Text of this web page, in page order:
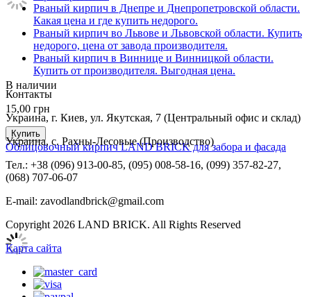
В наличии
15,00 грн
Купить
Облицовочный кирпич LAND BRICK для забора и фасада
Рваный кирпич в Днепре и Днепропетровской области.
Какая цена и где купить недорого.
Рваный кирпич во Львове и Львовской области. Купить
недорого, цена от завода производителя.
Рваный кирпич в Виннице и Винницкой области.
Купить от производителя. Выгодная цена.
Контакты
Украина, г. Киев, ул. Якутская, 7 (Центральный офис и склад)
Украина, с. Рахны-Лесовые (Производство)
Тел.: +38 (096) 913-00-85, (095) 008-58-16, (099) 357-82-27,
(068) 707-06-07
E-mail: zavodlandbrick@gmail.com
Copyright 2026 LAND BRICK. All Rights Reserved
Карта сайта